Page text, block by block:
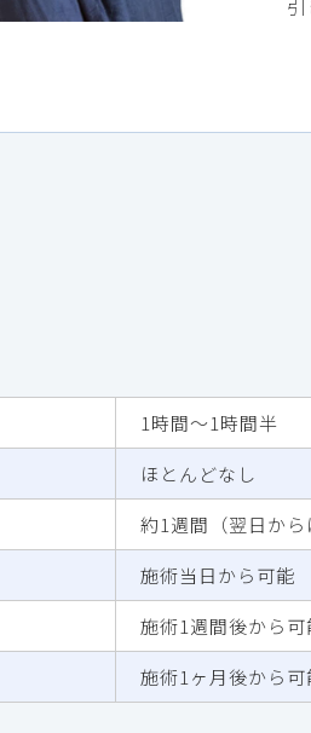
1時間～1時間半
ほとんどなし
約1週間（翌日から
施術当日から可能
施術1週間後から可
施術1ヶ月後から可